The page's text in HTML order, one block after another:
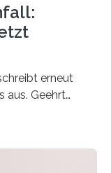
erneut
aus. Geehrt
zum Thema
die